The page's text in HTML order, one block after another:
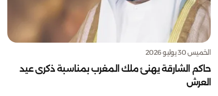
الخميس 30 يوليو 2026
حاكم الشارقة يهنئ ملك المغرب بمناسبة ذكرى عيد
العرش